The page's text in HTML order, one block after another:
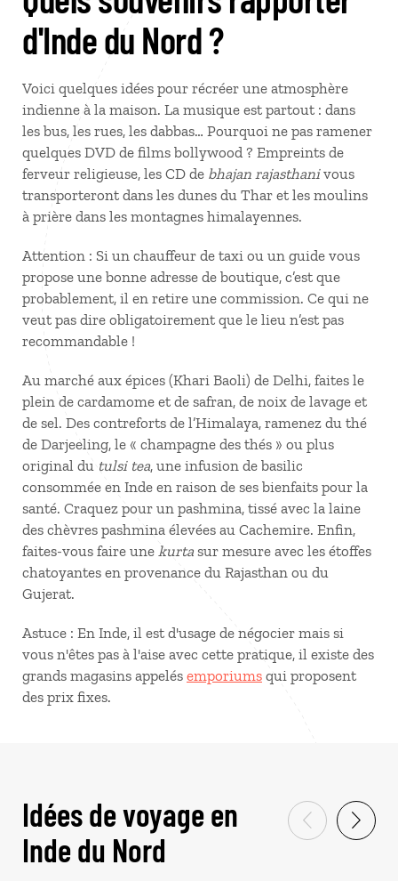
d'Inde du Nord ?
Voici quelques idées pour récréer une atmosphère
indienne à la maison. La musique est partout : dans
les bus, les rues, les dabbas… Pourquoi ne pas ramener
quelques DVD de films bollywood ? Empreints de
ferveur religieuse, les CD de bhajan rajasthanivous
transporteront dans les dunes du Thar et les moulins
à prière dans les montagnes himalayennes.
Attention : Si un chauffeur de taxi ou un guide vous
propose une bonne adresse de boutique, c’est que
probablement, il en retire une commission. Ce qui ne
veut pas dire obligatoirement que le lieu n’est pas
recommandable !
Au marché aux épices (Khari Baoli) de Delhi, faites le
plein de cardamome et de safran, de noix de lavage et
de sel. Des contreforts de l’Himalaya, ramenez du thé
de Darjeeling, le « champagne des thés » ou plus
original du tulsi tea, une infusion de basilic
consommée en Inde en raison de ses bienfaits pour la
santé. Craquez pour un pashmina, tissé avec la laine
des chèvres pashmina élevées au Cachemire. Enfin,
faites-vous faire une kurta sur mesure avec les étoffes
chatoyantes en provenance du Rajasthan ou du
Gujerat.
Astuce : En Inde, il est d'usage de négocier mais si
vous n'êtes pas à l'aise avec cette pratique, il existe des
grands magasins appelés emporiums qui proposent
des prix fixes.
Idées de voyage en
Inde du Nord